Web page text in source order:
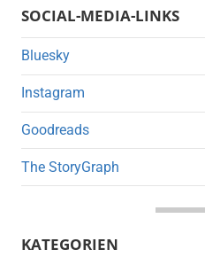
SOCIAL-MEDIA-LINKS
Bluesky
Instagram
Goodreads
The StoryGraph
KATEGORIEN